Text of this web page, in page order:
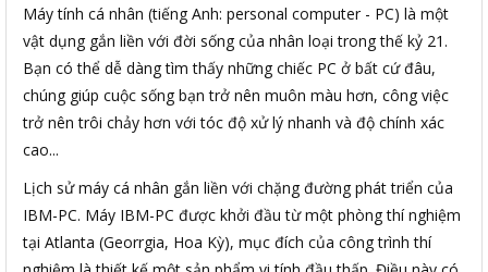
Máy tính cá nhân (tiếng Anh: personal computer - PC) là một
vật dụng gắn liền với đời sống của nhân loại trong thế kỷ 21.
Bạn có thể dễ dàng tìm thấy những chiếc PC ở bất cứ đâu,
chúng giúp cuộc sống bạn trở nên muôn màu hơn, công việc
trở nên trôi chảy hơn với tóc độ xử lý nhanh và độ chính xác
cao...
Lịch sử máy cá nhân gắn liền với chặng đường phát triển của
IBM-PC. Máy IBM-PC được khởi đầu từ một phòng thí nghiệm
tại Atlanta (Georrgia, Hoa Kỳ), mục đích của công trình thí